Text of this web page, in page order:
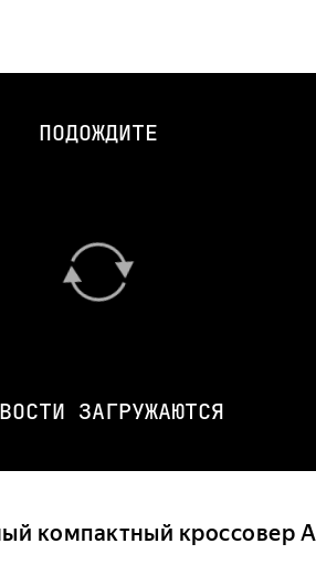
ПОДОЖДИТЕ
ЗАГРУЖАЮТСЯ
компактный кроссовер